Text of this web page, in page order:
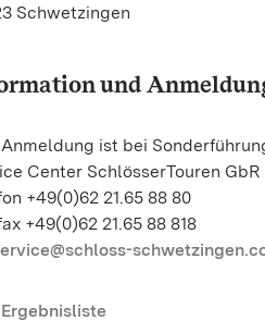
Schwetzingen
und
Anmeldung ist bei
Center SchlösserTouren GbR
+49(0)62 21.65 88 80
+49(0)62 21.65 88 818